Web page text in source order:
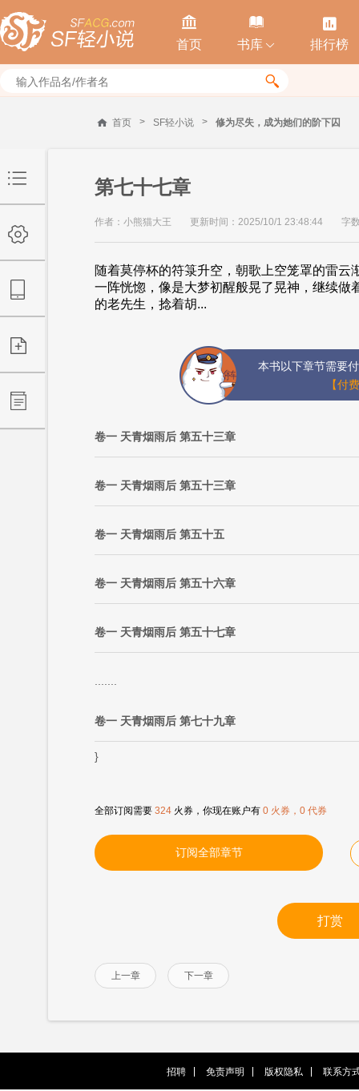

首页

书库 

排行榜

首页 > SF轻小说 > 修为尽失，成为她们的阶下囚
第七十七章
作者：小熊猫大王 更新时间：2025/10/1 23:48:44 字
随着莫停杯的符箓升空，朝歌上空笼罩的雷
一阵恍惚，像是大梦初醒般晃了晃神，继续
的老先生，捻着胡...
本书以下章节需要
【付
卷一 天青烟雨后 第五十三章
卷一 天青烟雨后 第五十三章
卷一 天青烟雨后 第五十五
卷一 天青烟雨后 第五十六章
卷一 天青烟雨后 第五十七章
卷一 天青烟雨后 第七十九章
}
全部订阅需要 324 火券，你现在账户有 0 火券，0 代券
订阅全部章节
打赏
上一章 下一章
招聘 免责声明 版权隐私 联系方